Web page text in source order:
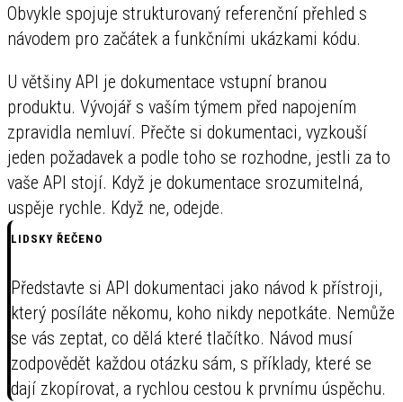
Obvykle spojuje strukturovaný referenční přehled s
návodem pro začátek a funkčními ukázkami kódu.
U většiny API je dokumentace vstupní branou
produktu. Vývojář s vaším týmem před napojením
zpravidla nemluví. Přečte si dokumentaci, vyzkouší
jeden požadavek a podle toho se rozhodne, jestli za to
vaše API stojí. Když je dokumentace srozumitelná,
uspěje rychle. Když ne, odejde.
LIDSKY ŘEČENO
Představte si API dokumentaci jako návod k přístroji,
který posíláte někomu, koho nikdy nepotkáte. Nemůže
se vás zeptat, co dělá které tlačítko. Návod musí
zodpovědět každou otázku sám, s příklady, které se
dají zkopírovat, a rychlou cestou k prvnímu úspěchu.